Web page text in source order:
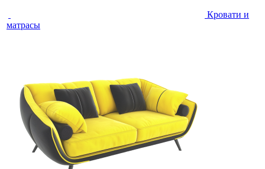
Кровати и
матрасы